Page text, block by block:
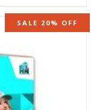
SALE 20% OFF